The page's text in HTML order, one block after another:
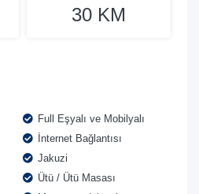
30 KM
Full Eşyalı ve Mobilyalı
İnternet Bağlantısı
Jakuzi
Ütü / Ütü Masası